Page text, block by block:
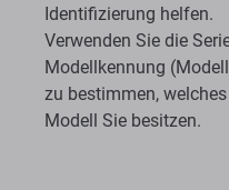
Identifizierung helfen.
Verwenden Sie die
Modellkennung
zu bestimmen,
Modell Sie besitzen.